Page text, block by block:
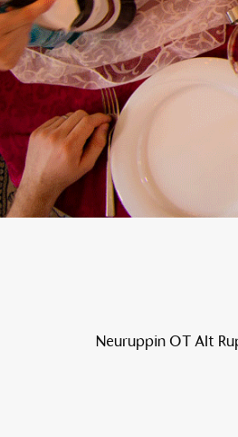
Neuruppin OT Alt